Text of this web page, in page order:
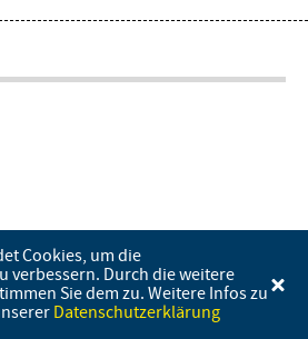
Cookies, um die
verbessern. Durch die weitere
Sie dem zu. Weitere Infos zu
Datenschutzerklärung